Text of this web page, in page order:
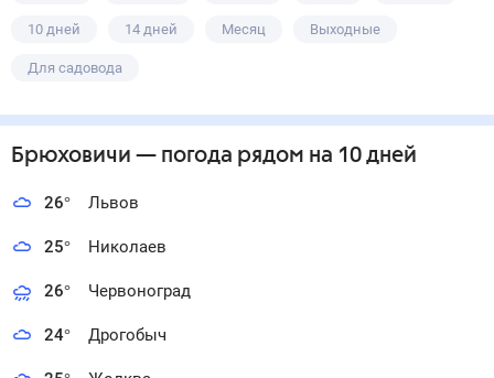
10 дней 14 дней Месяц Выходные
Для садовода
Брюховичи — погода рядом на 10 дней
26° Львов
25° Николаев
26° Червоноград
24° Дрогобыч